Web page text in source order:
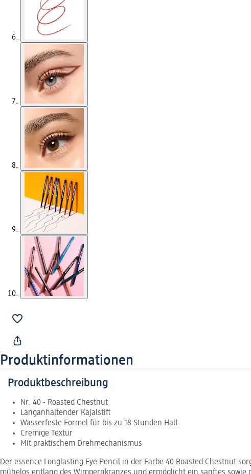
Produktinformationen
Produktbeschreibung
Nr. 40 - Roasted Chestnut
Langanhaltender Kajalstift
Wasserfeste Formel für bis zu 18 Stunden Halt
Cremige Textur
Mit praktischem Drehmechanismus
Der essence Longlasting Eye Pencil in der Farbe 40 Roasted Chestnut